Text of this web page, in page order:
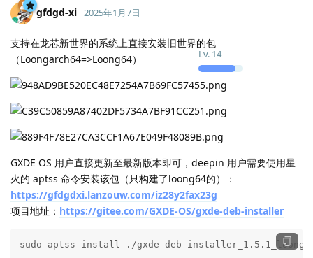
gfdgd-xi
Lv. 14
2025年1月7日
支持在龙芯新世界的系统上直接安装旧世界的包
（Loongarch64=>Loong64）
GXDE OS 用户直接更新至最新版本即可，deepin 用户需要使用星
火的 aptss 命令安装该包（只构建了loong64的）：
https://gfdgdxi.lanzouw.com/iz28y2fax23g
项目地址： https://gitee.com/GXDE-OS/gxde-deb-installer
sudo aptss install ./gxde-deb-